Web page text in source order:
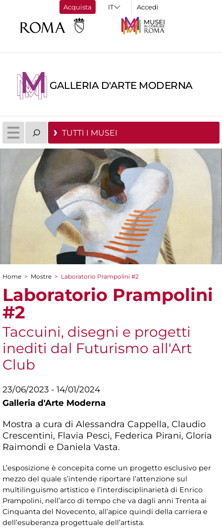
Acquista Accedi
GALLERIA D'ARTE MODERNA
TUTTI I MUSEI
Tu sei qui
Home > Mostre > Laboratorio Prampolini #2
Laboratorio Prampolini
#2
Taccuini, disegni e progetti
inediti dal Futurismo all'Art
Club
23/06/2023 - 14/01/2024
Galleria d'Arte Moderna
Mostra a cura di Alessandra Cappella, Claudio
Crescentini, Flavia Pesci, Federica Pirani, Gloria
Raimondi e Daniela Vasta.
L’esposizione è concepita come un progetto esclusivo per
mezzo del quale s’intende riportare l’attenzione sul
multilinguismo artistico e l’interdisciplinarietà di Enrico
Prampolini, nell’arco di tempo che va dagli anni Trenta ai
Cinquanta del Novecento, all’apice quindi della carriera e
dell’esuberanza progettuale dell’artista.